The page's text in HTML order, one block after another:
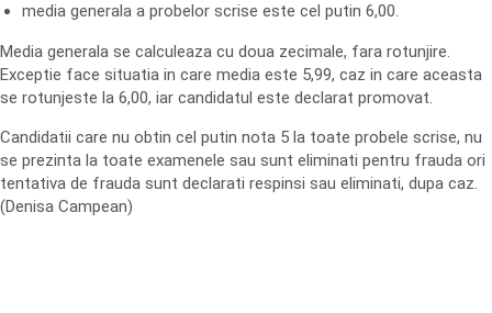
media generala a probelor scrise este cel putin 6,00.
Media generala se calculeaza cu doua zecimale, fara rotunjire.
Exceptie face situatia in care media este 5,99, caz in care aceasta
se rotunjeste la 6,00, iar candidatul este declarat promovat.
Candidatii care nu obtin cel putin nota 5 la toate probele scrise, nu
se prezinta la toate examenele sau sunt eliminati pentru frauda ori
tentativa de frauda sunt declarati respinsi sau eliminati, dupa caz.
(Denisa Campean)